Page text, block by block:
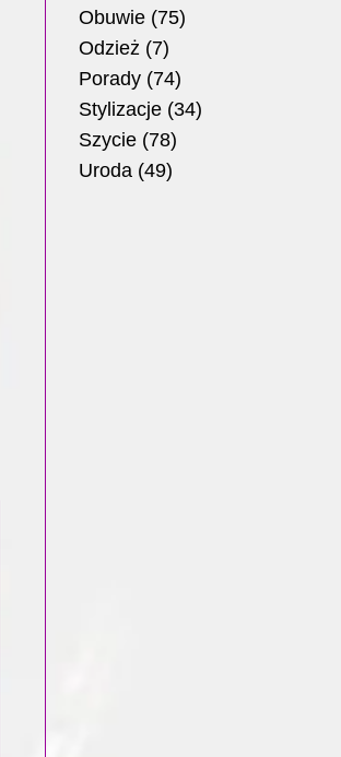
Obuwie(75)
Odzież(7)
Porady(74)
Stylizacje(34)
Szycie(78)
Uroda(49)